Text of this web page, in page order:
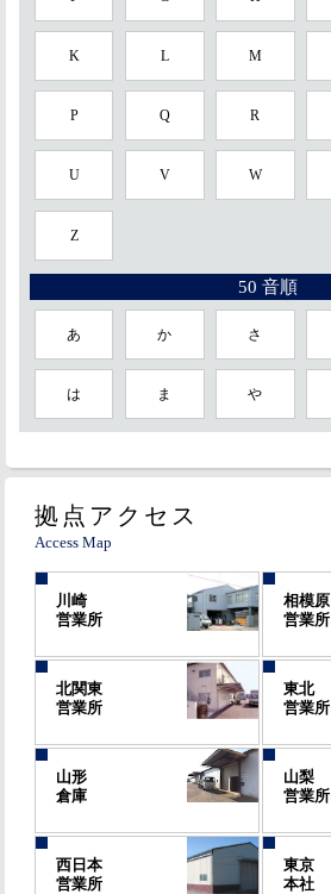
K L M
P Q R
U V W
Z
50 音順
あ か さ
は ま や
拠点アクセス
Access Map
川崎
営業所
相模原
営業所
北関東
営業所
東北
営業所
山形
倉庫
山梨
営業所
西日本
営業所
東京
本社